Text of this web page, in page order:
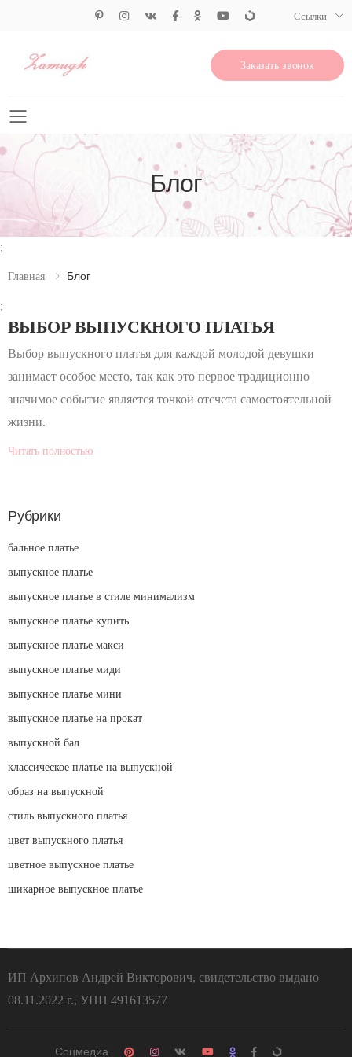
Ссылки
Заказать звонок
Свернуть меню
Блог
;
Главная Блог
;
ВЫБОР ВЫПУСКНОГО ПЛАТЬЯ
Выбор выпускного платья для каждой молодой девушки
занимает особое место, так как это первое традиционно
значимое событие является точкой отсчета самостоятельной
жизни.
Читать полностью
Рубрики
бальное платье
выпускное платье
выпускное платье в стиле минимализм
выпускное платье купить
выпускное платье макси
выпускное платье миди
выпускное платье мини
выпускное платье на прокат
выпускной бал
классическое платье на выпускной
образ на выпускной
стиль выпускного платья
цвет выпускного платья
цветное выпускное платье
шикарное выпускное платье
ИП Архипов Андрей Викторович, свидетельство выдано
08.11.2022 г., УНП 491613577
Соцмедиа